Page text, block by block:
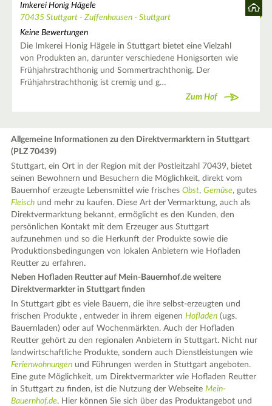
Imkerei Honig Hägele
70435 Stuttgart - Zuffenhausen - Stuttgart
Keine Bewertungen
Die Imkerei Honig Hägele in Stuttgart bietet eine Vielzahl
von Produkten an, darunter verschiedene Honigsorten wie
Frühjahrstrachthonig und Sommertrachthonig. Der
Frühjahrstrachthonig ist cremig und g…
Zum Hof
Allgemeine Informationen zu den Direktvermarktern in Stuttgart
(PLZ 70439)
Stuttgart, ein Ort in der Region mit der Postleitzahl 70439, bietet
seinen Bewohnern und Besuchern die Möglichkeit, direkt vom
Bauernhof erzeugte Lebensmittel wie frischesObst,Gemüse, gutes
Fleisch und mehr zu kaufen. Diese Art der Vermarktung, auch als
Direktvermarktung bekannt, ermöglicht es den Kunden, den
persönlichen Kontakt mit dem Erzeuger aus Stuttgart
aufzunehmen und so die Herkunft der Produkte sowie die
Produktionsbedingungen von lokalen Anbietern wie Hofladen
Reutter zu erfahren.
Neben Hofladen Reutter auf Mein-Bauernhof.de weitere
Direktvermarkter in Stuttgart finden
In Stuttgart gibt es viele Bauern, die ihre selbst-erzeugten und
frischen Produkte , entweder in ihrem eigenenHofladen (ugs.
Bauernladen) oder auf Wochenmärkten. Auch der Hofladen
Reutter gehört zu den regionalen Anbietern in Stuttgart. Nicht nur
landwirtschaftliche Produkte, sondern auch Dienstleistungen wie
Ferienwohnungen und Führungen werden in Stuttgart angeboten.
Eine gute Möglichkeit, um Direktvermarkter wie Hofladen Reutter
in Stuttgart zu finden, ist die Nutzung der WebseiteMein-
Bauernhof.de. Hier können Sie sich über das Produktangebot und